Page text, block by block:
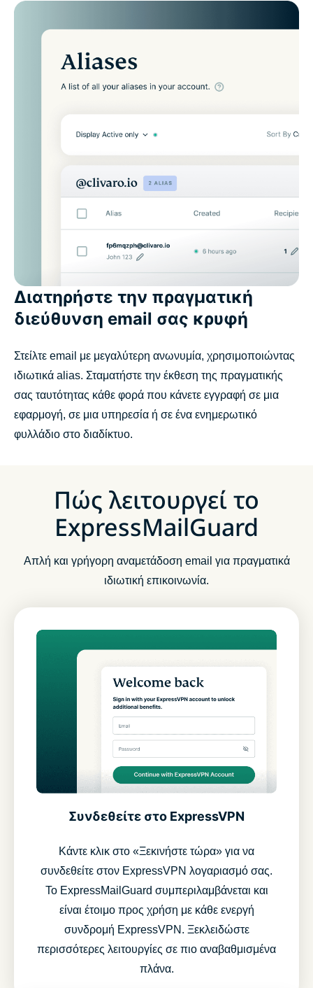
Διατηρήστε την πραγματική
διεύθυνση email σας κρυφή
Στείλτε email με μεγαλύτερη ανωνυμία, χρησιμοποιώντας
ιδιωτικά alias. Σταματήστε την έκθεση της πραγματικής
σας ταυτότητας κάθε φορά που κάνετε εγγραφή σε μια
εφαρμογή, σε μια υπηρεσία ή σε ένα ενημερωτικό
φυλλάδιο στο διαδίκτυο.
Πώς λειτουργεί το
ExpressMailGuard
Απλή και γρήγορη αναμετάδοση email για πραγματικά
ιδιωτική επικοινωνία.
Συνδεθείτε στο ExpressVPN
Κάντε κλικ στο «Ξεκινήστε τώρα» για να
συνδεθείτε στον ExpressVPN λογαριασμό σας.
Το ExpressMailGuard συμπεριλαμβάνεται και
είναι έτοιμο προς χρήση με κάθε ενεργή
συνδρομή ExpressVPN. Ξεκλειδώστε
περισσότερες λειτουργίες σε πιο αναβαθμισμένα
πλάνα.